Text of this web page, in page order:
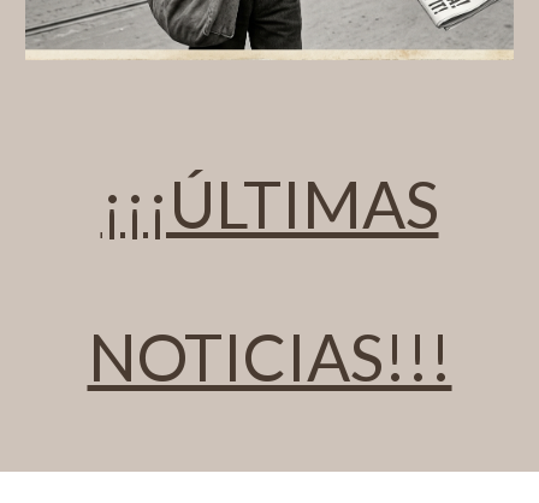
¡¡¡ÚLTIMAS
NOTICIAS!!!